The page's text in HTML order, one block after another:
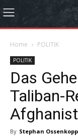
Home POLITIK
POLITIK
Das
Taliban-
By Stephan Ossenkopp